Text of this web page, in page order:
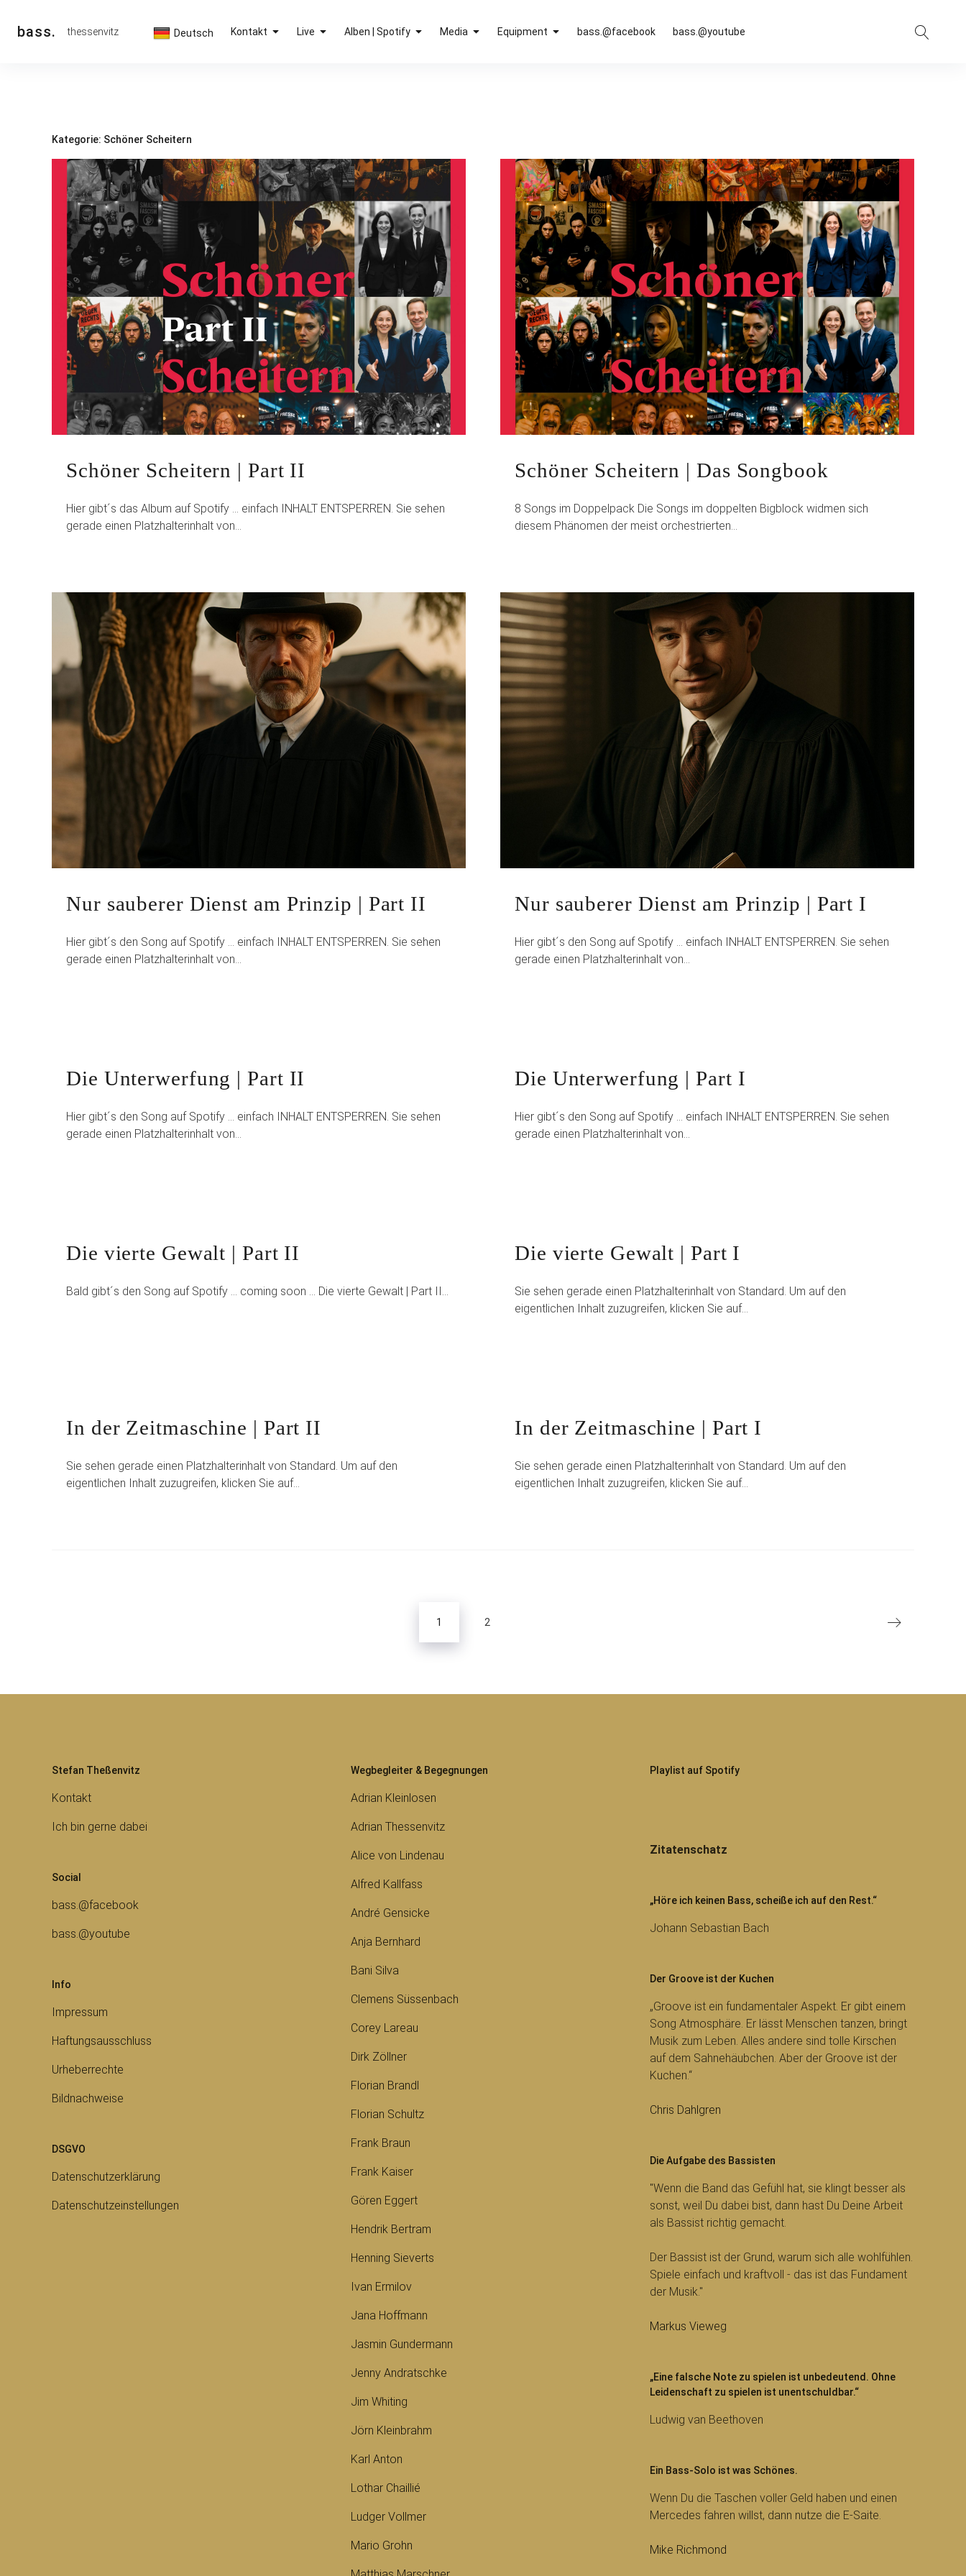
überspringen
bass. thessenvitz Deutsch Kontakt Live Alben | Spotify Media Equipment bass.@facebook bass.@youtube
Kategorie: Schöner Scheitern
Schöner Scheitern | Part II
Hier gibt´s das Album auf Spotify … einfach INHALT ENTSPERREN. Sie sehen
gerade einen Platzhalterinhalt von…
Schöner Scheitern | Das Songbook
8 Songs im Doppelpack Die Songs im doppelten Bigblock widmen sich
diesem Phänomen der meist orchestrierten…
Nur sauberer Dienst am Prinzip | Part II
Hier gibt´s den Song auf Spotify … einfach INHALT ENTSPERREN. Sie sehen
gerade einen Platzhalterinhalt von…
Nur sauberer Dienst am Prinzip | Part I
Hier gibt´s den Song auf Spotify … einfach INHALT ENTSPERREN. Sie sehen
gerade einen Platzhalterinhalt von…
Die Unterwerfung | Part II
Hier gibt´s den Song auf Spotify … einfach INHALT ENTSPERREN. Sie sehen
gerade einen Platzhalterinhalt von…
Die Unterwerfung | Part I
Hier gibt´s den Song auf Spotify … einfach INHALT ENTSPERREN. Sie sehen
gerade einen Platzhalterinhalt von…
Die vierte Gewalt | Part II
Bald gibt´s den Song auf Spotify … coming soon … Die vierte Gewalt | Part II…
Die vierte Gewalt | Part I
Sie sehen gerade einen Platzhalterinhalt von Standard. Um auf den
eigentlichen Inhalt zuzugreifen, klicken Sie auf…
In der Zeitmaschine | Part II
Sie sehen gerade einen Platzhalterinhalt von Standard. Um auf den
eigentlichen Inhalt zuzugreifen, klicken Sie auf…
In der Zeitmaschine | Part I
Sie sehen gerade einen Platzhalterinhalt von Standard. Um auf den
eigentlichen Inhalt zuzugreifen, klicken Sie auf…
1 2
Ältere
Stefan Theßenvitz
Kontakt
Ich bin gerne dabei
Social
bass.@facebook
bass.@youtube
Info
Impressum
Haftungsausschluss
Urheberrechte
Bildnachweise
DSGVO
Datenschutzerklärung
Datenschutzeinstellungen
Wegbegleiter & Begegnungen
Adrian Kleinlosen
Adrian Thessenvitz
Alice von Lindenau
Alfred Kallfass
André Gensicke
Anja Bernhard
Bani Silva
Clemens Süssenbach
Corey Lareau
Dirk Zöllner
Florian Brandl
Florian Schultz
Frank Braun
Frank Kaiser
Gören Eggert
Hendrik Bertram
Henning Sieverts
Ivan Ermilov
Jana Hoffmann
Jasmin Gundermann
Jenny Andratschke
Jim Whiting
Jörn Kleinbrahm
Karl Anton
Lothar Chaillié
Ludger Vollmer
Mario Grohn
Playlist auf Spotify
Zitatenschatz
„Höre ich keinen Bass, scheiße ich auf den Rest.“
Johann Sebastian Bach
Der Groove ist der Kuchen
„Groove ist ein fundamentaler Aspekt. Er gibt einem
Song Atmosphäre. Er lässt Menschen tanzen, bringt
Musik zum Leben. Alles andere sind tolle Kirschen
auf dem Sahnehäubchen. Aber der Groove ist der
Kuchen.“
Chris Dahlgren
Die Aufgabe des Bassisten
"Wenn die Band das Gefühl hat, sie klingt besser als
sonst, weil Du dabei bist, dann hast Du Deine Arbeit
als Bassist richtig gemacht.
Der Bassist ist der Grund, warum sich alle wohlfühlen.
Spiele einfach und kraftvoll - das ist das Fundament
der Musik."
Markus Vieweg
„Eine falsche Note zu spielen ist unbedeutend. Ohne
Leidenschaft zu spielen ist unentschuldbar.“
Ludwig van Beethoven
Ein Bass-Solo ist was Schönes.
Wenn Du die Taschen voller Geld haben und einen
Mercedes fahren willst, dann nutze die E-Saite.
Mike Richmond